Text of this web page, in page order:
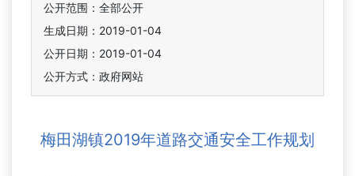
公开范围：全部公开
生成日期：2019-01-04
公开日期：2019-01-04
公开方式：政府网站
梅田湖镇2019年道路交通安全工作规划